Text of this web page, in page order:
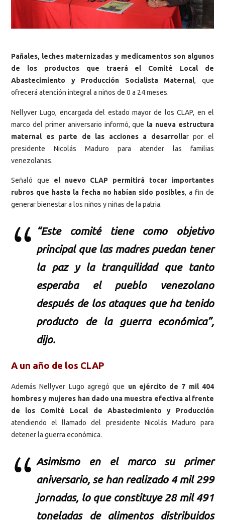
Pañales, leches maternizadas y medicamentos son algunos
de los productos que traerá el Comité Local de
Abastecimiento y Producción Socialista Maternal, que
ofrecerá atención integral a niños de 0 a 24 meses.
Nellyver Lugo, encargada del estado mayor de los CLAP, en el
marco del primer aniversario informó, que la nueva estructura
maternal es parte de las acciones a desarrollar por el
presidente Nicolás Maduro para atender las familias
venezolanas.
Señaló que el nuevo CLAP permitirá tocar importantes
rubros que hasta la fecha no habían sido posibles, a fin de
generar bienestar a los niños y niñas de la patria.
“Este comité tiene como objetivo
principal que las madres puedan tener
la paz y la tranquilidad que tanto
esperaba el pueblo venezolano
después de los ataques que ha tenido
producto de la guerra económica”,
dijo.
A un año de los CLAP
Además Nellyver Lugo agregó que un ejército de 7 mil 404
hombres y mujeres han dado una muestra efectiva al frente
de los Comité Local de Abastecimiento y Producción
atendiendo el llamado del presidente Nicolás Maduro para
detener la guerra económica.
Asimismo en el marco su primer
aniversario, se han realizado 4 mil 299
jornadas, lo que constituye 28 mil 491
toneladas de alimentos distribuidos